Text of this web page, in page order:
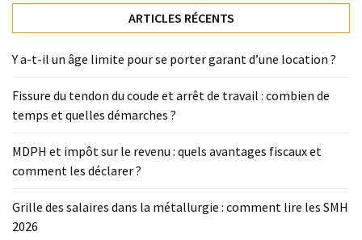
ARTICLES RÉCENTS
Y a-t-il un âge limite pour se porter garant d’une location ?
Fissure du tendon du coude et arrêt de travail : combien de
temps et quelles démarches ?
MDPH et impôt sur le revenu : quels avantages fiscaux et
comment les déclarer ?
Grille des salaires dans la métallurgie : comment lire les SMH
2026